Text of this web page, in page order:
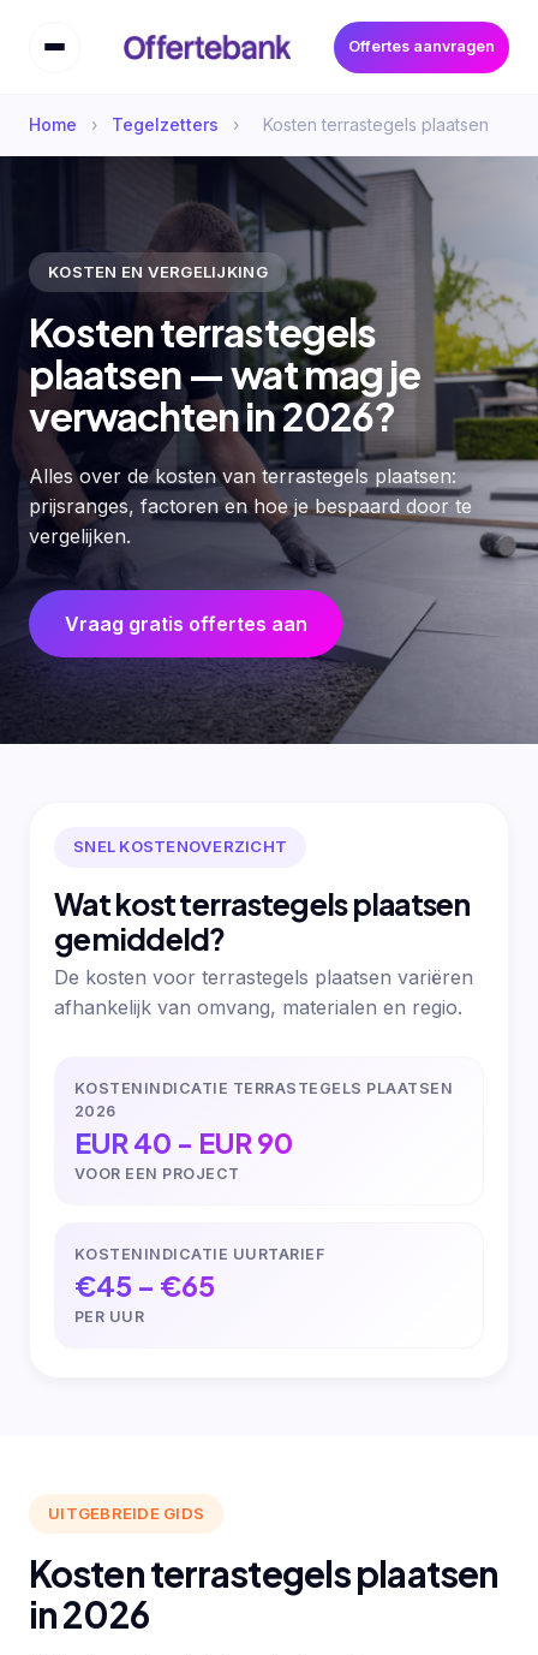
Offertes aanvragen
Home › Tegelzetters › Kosten terrastegels plaatsen
KOSTEN EN VERGELIJKING
Kosten terrastegels
plaatsen — wat mag je
verwachten in 2026?
Alles over de kosten van terrastegels plaatsen:
prijsranges, factoren en hoe je bespaard door te
vergelijken.
Vraag gratis offertes aan
SNEL KOSTENOVERZICHT
Wat kost terrastegels plaatsen
gemiddeld?
De kosten voor terrastegels plaatsen variëren
afhankelijk van omvang, materialen en regio.
KOSTENINDICATIE TERRASTEGELS PLAATSEN
2026
EUR 40 - EUR 90
VOOR EEN PROJECT
KOSTENINDICATIE UURTARIEF
€45 – €65
PER UUR
UITGEBREIDE GIDS
Kosten terrastegels plaatsen
in 2026